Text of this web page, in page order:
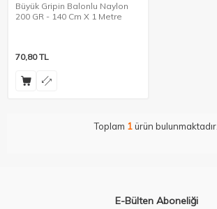
Büyük Gripin Balonlu Naylon
200 GR - 140 Cm X 1 Metre
70,80TL
Toplam 1ürün bulunmaktadır.
E-Bülten Aboneliği